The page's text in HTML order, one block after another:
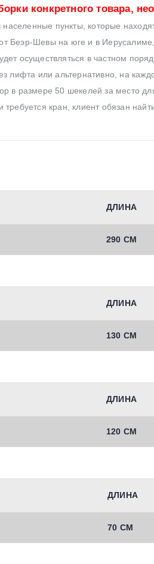
конкретного товара,
населенные пункты, которые
Беэр-Шевы на юге и в
осуществляться в частном
лифта или альтернативно, на
в размере 50 шекелей за место
кран, клиент обязан найти
ДЛИНА
290 СМ
ДЛИНА
130 СМ
ДЛИНА
120 СМ
ДЛИНА
70 СМ